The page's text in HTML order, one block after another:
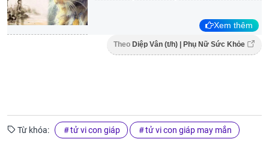
Xem thêm
Theo Diệp Vân (t/h) | Phụ Nữ Sức Khỏe
Từ khóa: tử vi con giáp tử vi con giáp may mắn